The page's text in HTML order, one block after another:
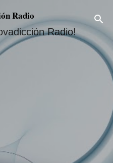
principal
Radio
Radio!